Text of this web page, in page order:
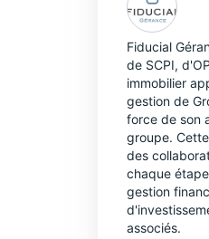
Fiducial
de SCPI,
immobilier
gestion de
force de son
groupe.
des
chaque
gestion
associés.